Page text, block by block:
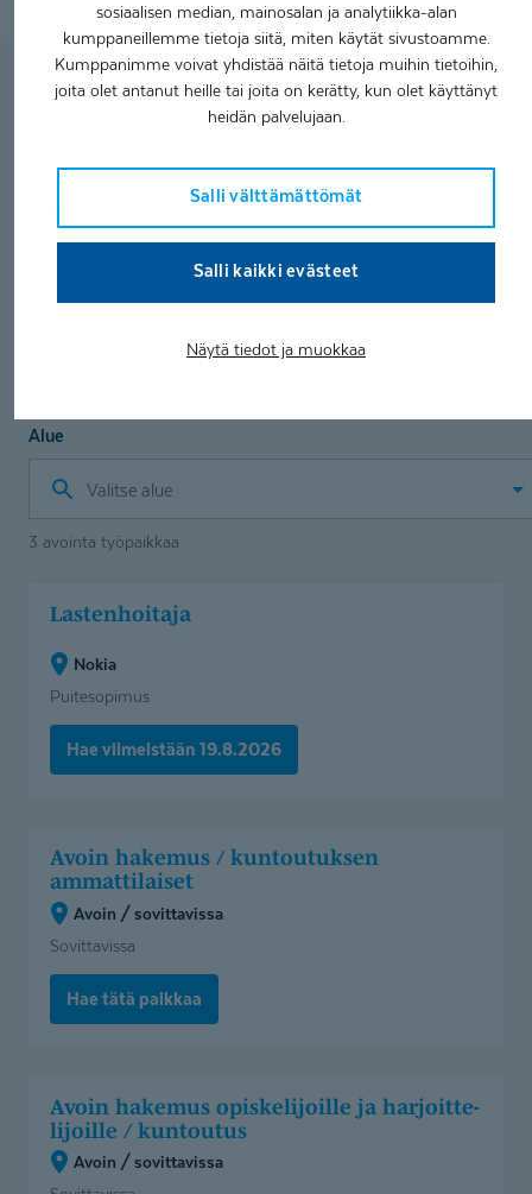
sosiaalisen median, mainosalan ja analytiikka-alan
kumppaneillemme tietoja siitä, miten käytät sivustoamme.
Kumppanimme voivat yhdistää näitä tietoja muihin tietoihin,
joita olet antanut heille tai joita on kerätty, kun olet käyttänyt
heidän palvelujaan.
Salli välttämättömät
Salli kaikki evästeet
Näytä tiedot ja muokkaa
Avoimet työpaikat
moniammatillisen kuntoutuksen
työtehtävä
Alue
Valitse
3 avointa työpaikkaa
(Nokia)Lastenhoitaja
Nokia
Puitesopimus
Hae viimeistään 19.8.2026
hakemus
kuntoutuksen
ammattilaiset
(Avoin
Avoin hakemus / kuntoutuksen
ammattilaiset
Avoin / sovittavissa
Sovittavissa
Hae tätä paikkaa
hakemus
opiskelijoille
Avoin hakemus opiskelijoille ja harjoitte­
li­joille / kuntoutus
Avoin / sovittavissa